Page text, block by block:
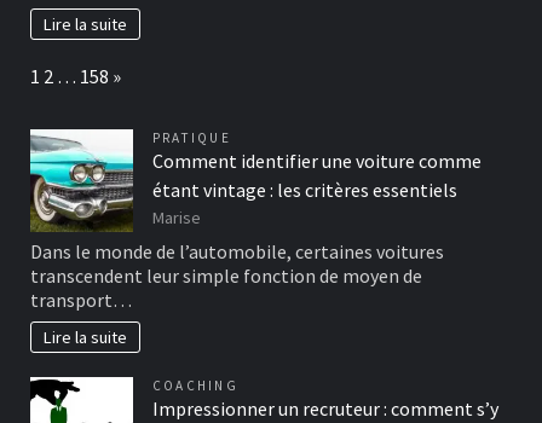
Lire la suite
Page:
1 2 … 158 Next
»
PRATIQUE
Comment identifier une voiture comme
étant vintage : les critères essentiels
Marise
Dans le monde de l’automobile, certaines voitures
transcendent leur simple fonction de moyen de
transport…
Lire la suite
COACHING
Impressionner un recruteur : comment s’y